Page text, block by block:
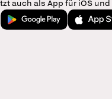
auch als App für iOS
Jetzt bei Google Play
Laden im